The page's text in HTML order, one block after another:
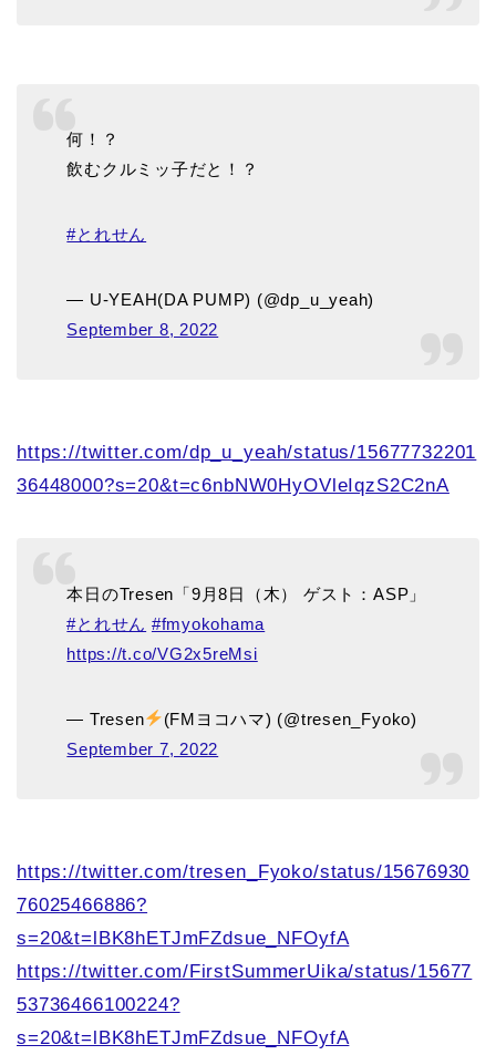
何！？
飲むクルミッ子だと！？
#とれせん
— U-YEAH(DA PUMP) (@dp_u_yeah)
September 8, 2022
https://twitter.com/dp_u_yeah/status/15677732201
36448000?s=20&t=c6nbNW0HyOVleIqzS2C2nA
本日のTresen「9月8日（木） ゲスト：ASP」
#とれせん #fmyokohama
https://t.co/VG2x5reMsi
— Tresen
(FMヨコハマ) (@tresen_Fyoko)
September 7, 2022
https://twitter.com/tresen_Fyoko/status/15676930
76025466886?
s=20&t=lBK8hETJmFZdsue_NFOyfA
https://twitter.com/FirstSummerUika/status/15677
53736466100224?
s=20&t=lBK8hETJmFZdsue_NFOyfA